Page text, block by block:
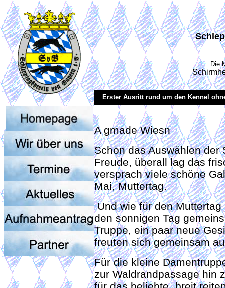
Die
Erster Ausritt rund um den Kennel
A gmade Wiesn
Schon das Auswählen
Freude, überall lag das
versprach viele schöne
Mai, Muttertag.
Und wie für den Muttertag
den sonnigen Tag
Truppe, ein paar neue
freuten sich gemeinsam
Für die kleine
zur Waldrandpassage hin